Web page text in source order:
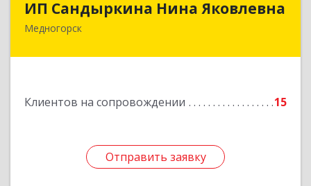
ИП Сандыркина Нина Яковлевна
Медногорск
Клиентов на сопровождении 15
Отправить заявку
462270, Оренбургская обл, Медногорск г,
Отправить заявку